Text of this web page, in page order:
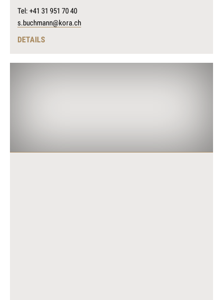
Tel: +41 31 951 70 40
s.buchmann@kora.ch
DETAILS